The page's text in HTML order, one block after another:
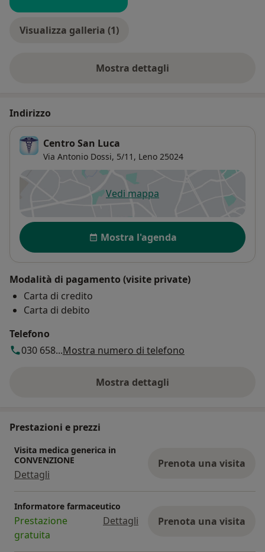
Visualizza galleria (1)
Mostra dettagli
sull'esperienza
Indirizzo
Centro San Luca
Via Antonio Dossi, 5/11, Leno 25024
Vedi mappasi apre in una nuova scheda
Disponibilità
Mostra l'agenda
Modalità di pagamento (visite private)
Carta di credito
Carta di debito
Telefono
030 658...Mostra numero di telefono
Mostra dettagli
sull'indirizzo
Prestazioni e prezzi
Visita medica generica in
CONVENZIONE
Dettagli
Prenota una visita
Informatore farmaceutico
Prestazione
gratuita
Dettagli Prenota una visita